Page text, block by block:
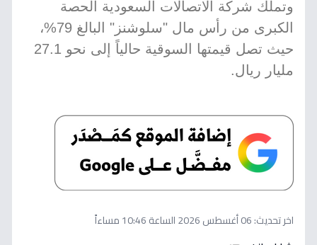
وتملك شركة الاتصالات السعودية الحصة
الكبرى من رأس مال "سلوشنز" البالغ 79%،
حيث تصل قيمتها السوقية حالياً إلى نحو 27.1
مليار ريال.
اخر تحديث:06 أغسطس 2026 الساعة 10:46 مساءاً